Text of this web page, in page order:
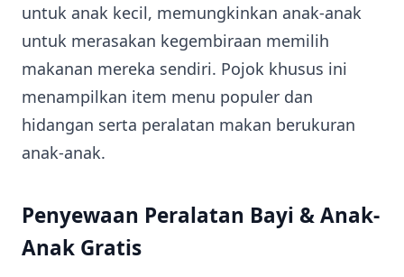
untuk anak kecil, memungkinkan anak-anak
untuk merasakan kegembiraan memilih
makanan mereka sendiri. Pojok khusus ini
menampilkan item menu populer dan
hidangan serta peralatan makan berukuran
anak-anak.
Penyewaan Peralatan Bayi & Anak-
Anak Gratis